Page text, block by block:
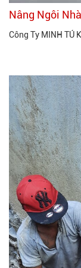
Nâng Ngôi
Công Ty MINH TÚ